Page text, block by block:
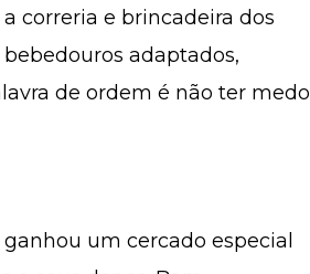
correria e brincadeira dos
adaptados,
de ordem é não ter medo
um cercado especial